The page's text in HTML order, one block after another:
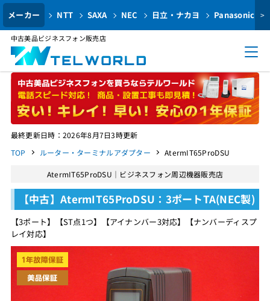
メーカー NTT SAXA NEC 日立・ナカヨ Panasonic >
中古美品ビジネスフォン販売店
最終更新日時：2026年8月7日3時更新
TOP
ルーター・ターミナルアダプター AtermIT65ProDSU
AtermIT65ProDSU｜ビジネスフォン周辺機器販売店
【中古】AtermIT65ProDSU：3ポートTA(NEC製)
【3ポート】【ST点1つ】【アイナンバー3対応】【ナンバーディスプ
レイ対応】